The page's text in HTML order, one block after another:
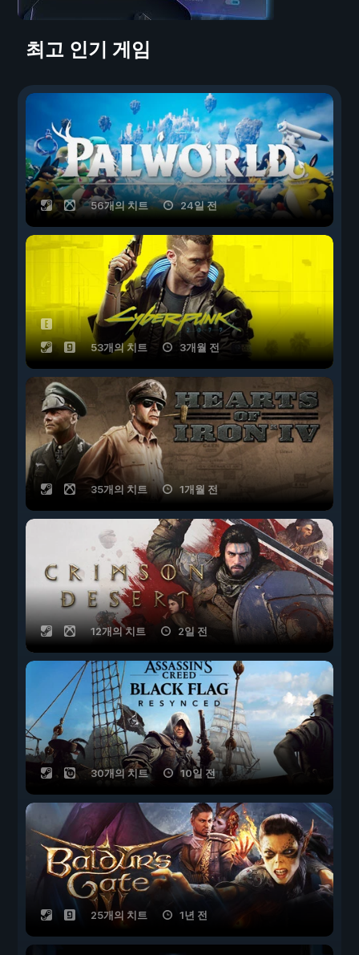
최고 인기 게임
56개의 치트 24일 전
53개의 치트 3개월 전
35개의 치트 1개월 전
12개의 치트 2일 전
30개의 치트 10일 전
25개의 치트 1년 전